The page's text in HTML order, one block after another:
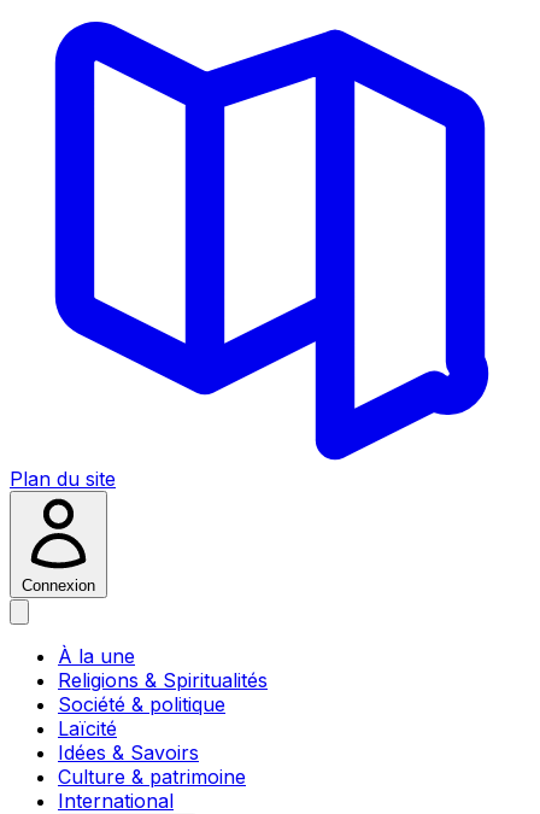
Plan du site
Connexion
À la une
Religions & Spiritualités
Société & politique
Laïcité
Idées & Savoirs
Culture & patrimoine
International